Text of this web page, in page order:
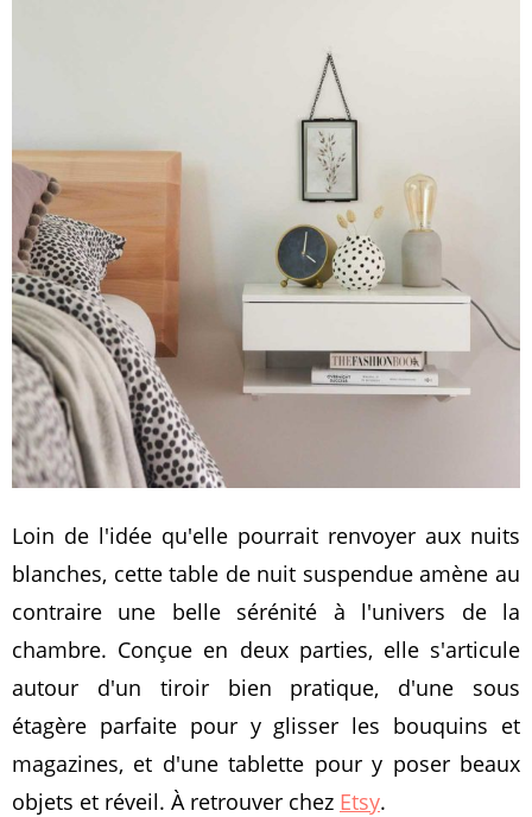
Loin de l'idée qu'elle pourrait renvoyer aux nuits
blanches, cette table de nuit suspendue amène au
contraire une belle sérénité à l'univers de la
chambre. Conçue en deux parties, elle s'articule
autour d'un tiroir bien pratique, d'une sous
étagère parfaite pour y glisser les bouquins et
magazines, et d'une tablette pour y poser beaux
objets et réveil. À retrouver chez Etsy.